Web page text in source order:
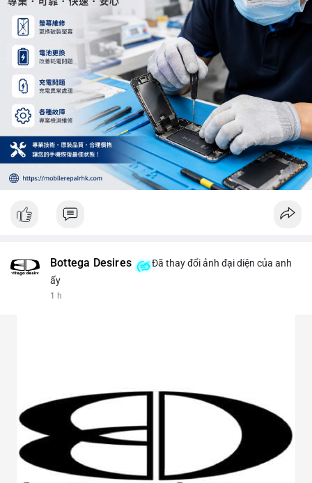
trung trong 24 giờ tới.
#12dot29btc #vilanh #tichluydaihan #phienau #btcmempool
Bottega Desires
Đã thay đổi ảnh đại diện của anh
ấy
1 h